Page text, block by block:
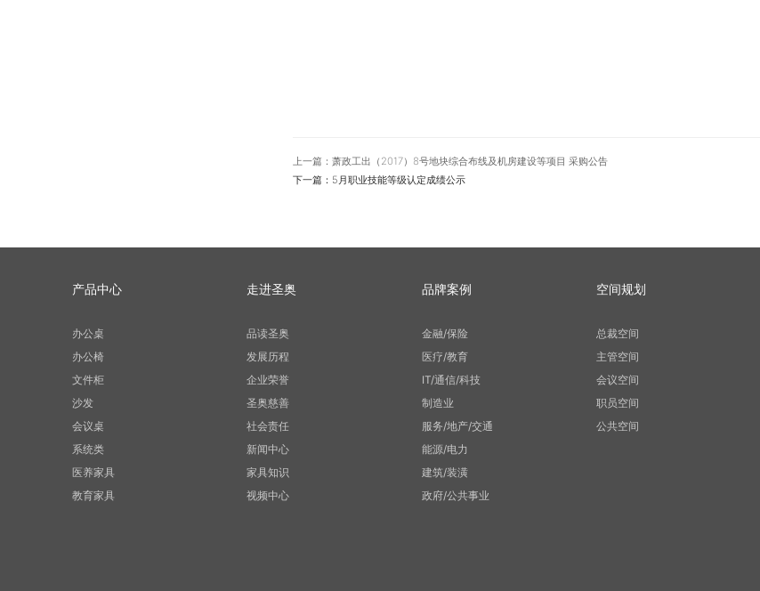
上一篇：萧政工出（2017）8号地块综合布线及机房建设等项目 采购公告
下一篇：5月职业技能等级认定成绩公示
产品中心
办公桌
办公椅
文件柜
沙发
会议桌
系统类
医养家具
教育家具
走进圣奥
品读圣奥
发展历程
企业荣誉
圣奥慈善
社会责任
新闻中心
家具知识
视频中心
品牌案例
金融/保险
医疗/教育
IT/通信/科技
制造业
服务/地产/交通
能源/电力
建筑/装潢
政府/公共事业
空间规划
总裁空间
主管空间
会议空间
职员空间
公共空间